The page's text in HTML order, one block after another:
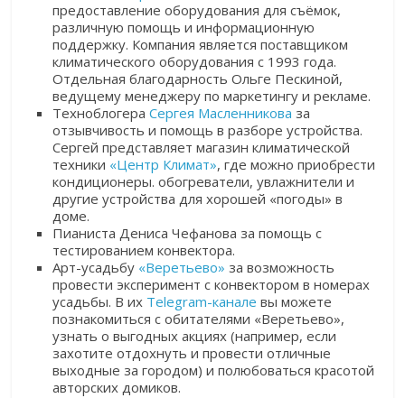
предоставление оборудования для съёмок,
различную помощь и информационную
поддержку. Компания является поставщиком
климатического оборудования с 1993 года.
Отдельная благодарность Ольге Пескиной,
ведущему менеджеру по маркетингу и рекламе.
ТехноблогераСергея Масленникова за
отзывчивость и помощь в разборе устройства.
Сергей представляет магазин климатической
техники «Центр Климат», где можно приобрести
кондиционеры. обогреватели, увлажнители и
другие устройства для хорошей «погоды» в
доме.
Пианиста Дениса Чефанова за помощь с
тестированием конвектора.
Арт-усадьбу «Веретьево» за возможность
провести эксперимент с конвектором в номерах
усадьбы. В их Telegram-канале вы можете
познакомиться с обитателями «Веретьево»,
узнать о выгодных акциях (например, если
захотите отдохнуть и провести отличные
выходные за городом) и полюбоваться красотой
авторских домиков.